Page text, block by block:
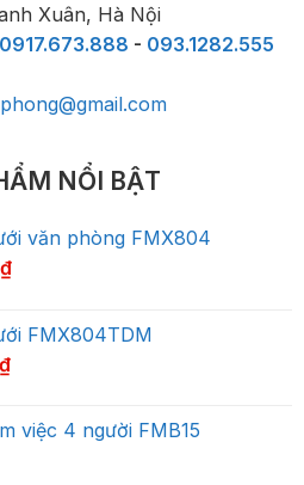
Xuân, Hà Nội
0917.673.888 - 093.1282.555
NỔI BẬT
văn phòng FMX804
₫
FMX804TDM
₫
việc 4 người FMB15